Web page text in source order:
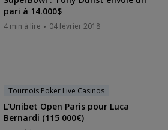
pari à 14.000$
4 min à lire 04 février 2018
Tournois Poker Live Casinos
L'Unibet Open Paris pour Luca
Bernardi (115 000€)